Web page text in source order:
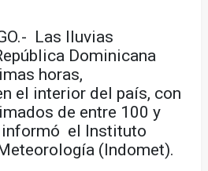
Las lluvias
Dominicana
horas,
el interior del país, con
de entre 100 y
el Instituto
(Indomet).